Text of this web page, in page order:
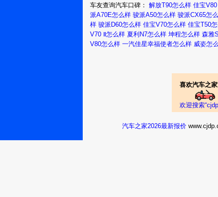
上海：缘来是
你a3319
真心想买个五万
被黑的评论，现
姐们帮忙，开过
真实油耗：这车
7个油，真的挺
买车也算是一件
挑来挑去，越挑
威志V52014
车友查询汽车口碑： 解放T90怎么样 佳宝
派A70E怎么样 骏派A50怎么样 骏派CX65怎
样 骏派D60怎么样 佳宝V70怎么样 佳宝T50
V70 Ⅱ怎么样 夏利N7怎么样 坤程怎么样 森雅
V80怎么样 一汽佳星幸福使者怎么样 威姿怎
喜欢汽车之
欢迎搜索
汽车之家2026最新报价